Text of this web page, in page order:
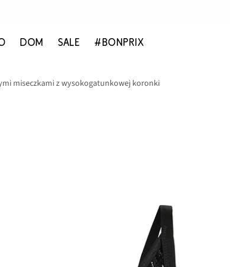
DOM SALE #BONPRIX
miseczkami z wysokogatunkowej koronki